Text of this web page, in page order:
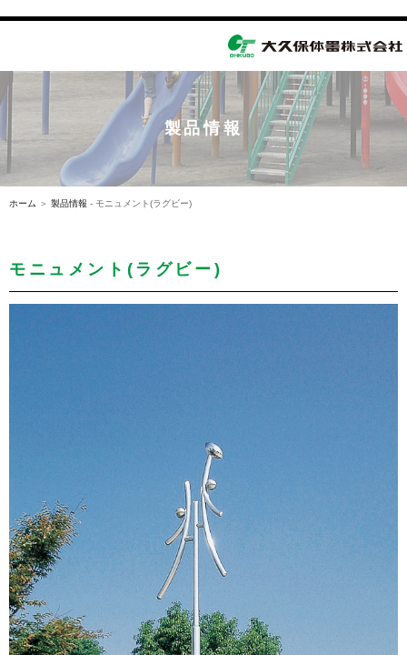
navigation
製品情報
ホーム ＞ 製品情報 - モニュメント(ラグビー)
モニュメント(ラグビー)